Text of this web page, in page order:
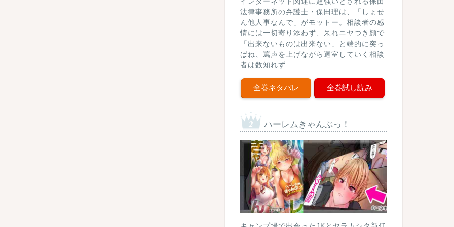
法律事務所の弁護士・保田理は、「しょせ
ん他人事なんで」がモットー。相談者の感
情には一切寄り添わず、呆れニヤつき顔で
「出来ないものは出来ない」と端的に突っ
ぱね、罵声を上げながら退室していく相談
者は数知れず…
全巻ネタバレ 全巻試し読み
ハーレムきゃんぷっ！